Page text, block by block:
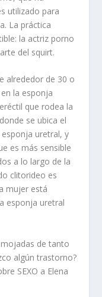
utilizado para
La práctica
la actriz porno
del squirt.
alrededor de 30 o
la esponja
que rodea la
se ubica el
esponja uretral, y
es más sensible
a lo largo de la
clitorideo es
mujer está
esponja uretral
de tanto
algún trastorno?
SEXO a Elena